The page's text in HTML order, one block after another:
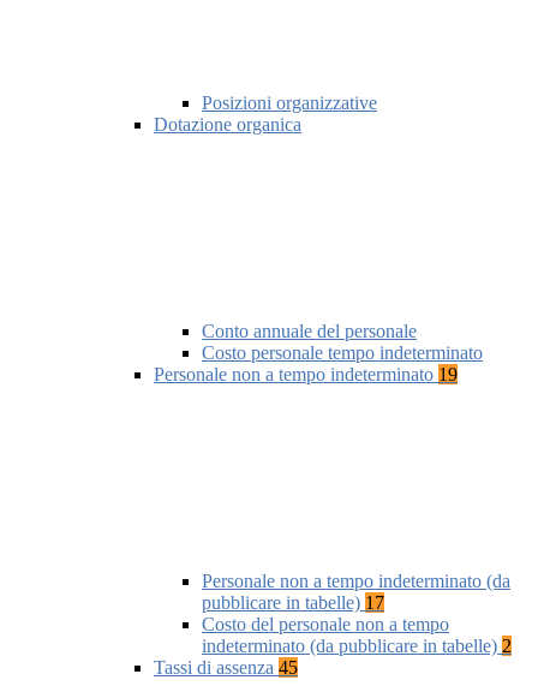
Posizioni organizzative
Dotazione organica
Conto annuale del personale
Costo personale tempo indeterminato
Personale non a tempo indeterminato 19
Personale non a tempo indeterminato (da
pubblicare in tabelle) 17
Costo del personale non a tempo
indeterminato (da pubblicare in tabelle) 2
Tassi di assenza 45